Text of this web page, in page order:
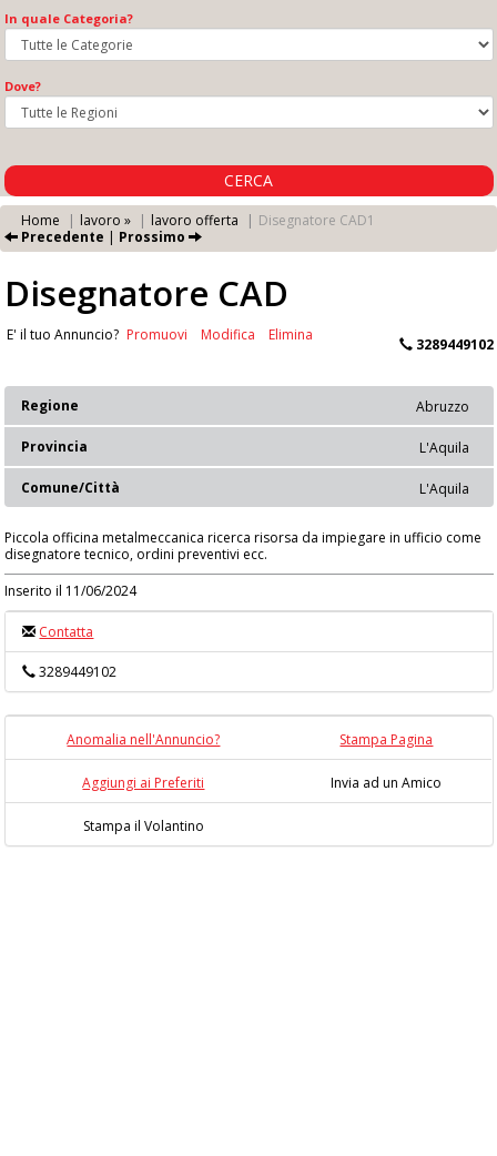
In quale Categoria?
Dove?
CERCA
Home lavoro » lavoro offerta
Disegnatore CAD1
Precedente | Prossimo
Disegnatore CAD
3289449102
E' il tuo Annuncio? Promuovi Modifica Elimina
Abruzzo
Regione
L'Aquila
Provincia
L'Aquila
Comune/Città
Piccola officina metalmeccanica ricerca risorsa da impiegare in ufficio come
disegnatore tecnico, ordini preventivi ecc.
Inserito il 11/06/2024
Contatta
3289449102
Anomalia nell'Annuncio? Stampa Pagina
Aggiungi ai Preferiti Invia ad un Amico
Stampa il Volantino